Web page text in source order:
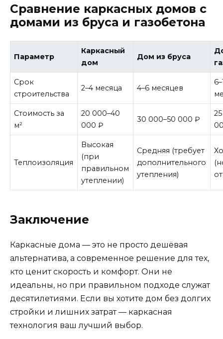
Сравнение каркасных домов с
домами из бруса и газобетона
Параметр
Каркасный
дом
Дом из бруса
Срок
строительства
2–4 месяца 4–6 месяцев
Стоимость за
м²
20 000–40
000 ₽
30 000–50 000 ₽
Теплоизоляция
Высокая
(при
правильном
утеплении)
Средняя (требует
дополнительного
утепления)
Заключение
Каркасные дома — это не просто дешёвая
альтернатива, а современное решение для тех,
кто ценит скорость и комфорт. Они не
идеальны, но при правильном подходе служат
десятилетиями. Если вы хотите дом без долгих
стройки и лишних затрат — каркасная
технология ваш лучший выбор.